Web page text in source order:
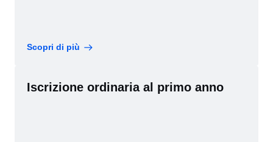
Scopri di più
Iscrizione ordinaria al primo anno